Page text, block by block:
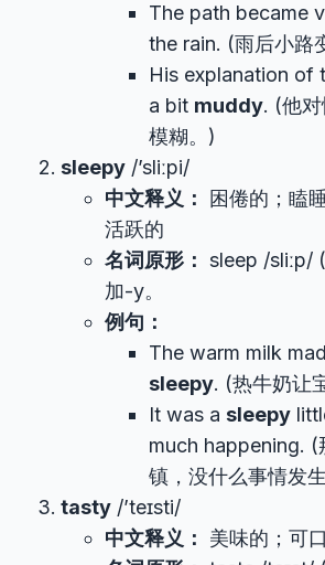
The path became
the rain. (雨后小路
His explanation of
a bit muddy. (他
模糊。)
sleepy /’sliːpi/
中文释义：
困倦的；瞌
活跃的
名词原形： sleep /
加-y。
例句：
The warm milk
sleepy. (热牛奶让
It was a sleepy
much happening. (
镇，没什么事情发
tasty /’teɪsti/
中文释义：
美味的；可